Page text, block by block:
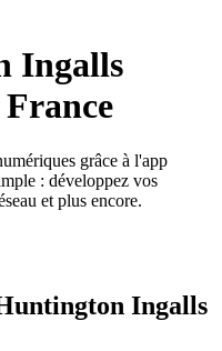
Ingalls
grâce à l'app
: développez vos
et plus encore.
Ingalls